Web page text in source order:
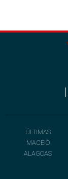
ÚLTIMAS
MACEIÓ
ALAGOAS